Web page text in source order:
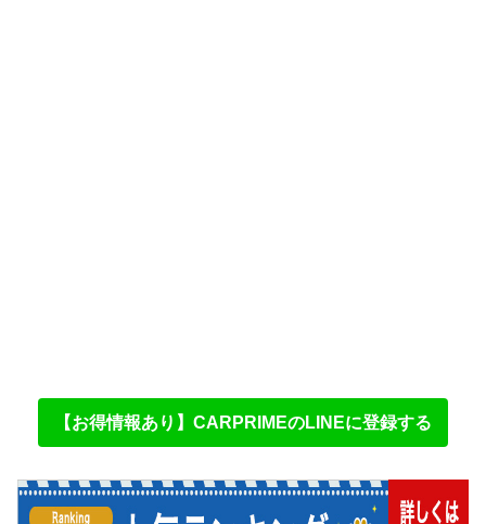
【お得情報あり】CARPRIMEのLINEに登録する